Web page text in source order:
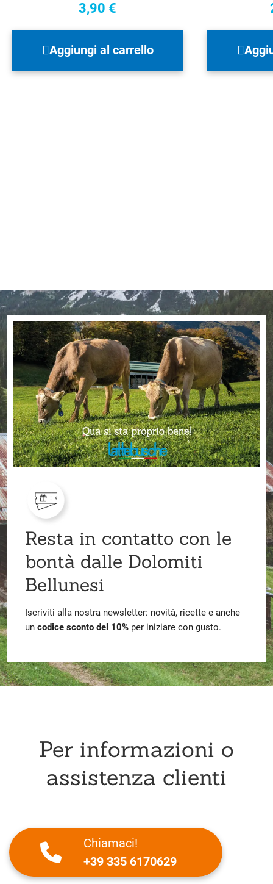
3,90 €
Aggiungi al carrello
Resta in contatto con le
bontà dalle Dolomiti
Bellunesi
Iscriviti alla nostra newsletter: novità, ricette e anche
uncodice sconto del 10% per iniziare con gusto.
Per informazioni o
assistenza clienti
Chiamaci!
+39 335 6170629